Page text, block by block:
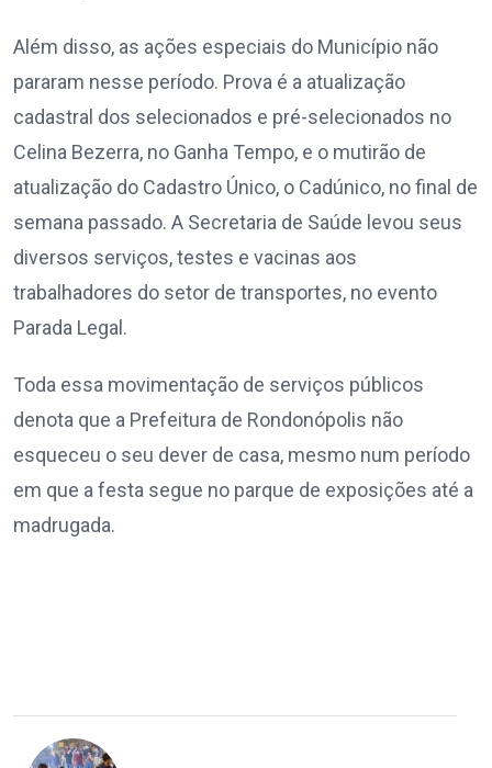
Além disso, as ações especiais do Município não
pararam nesse período. Prova é a atualização
cadastral dos selecionados e pré-selecionados no
Celina Bezerra, no Ganha Tempo, e o mutirão de
atualização do Cadastro Único, o Cadúnico, no final de
semana passado. A Secretaria de Saúde levou seus
diversos serviços, testes e vacinas aos
trabalhadores do setor de transportes, no evento
Parada Legal.
Toda essa movimentação de serviços públicos
denota que a Prefeitura de Rondonópolis não
esqueceu o seu dever de casa, mesmo num período
em que a festa segue no parque de exposições até a
madrugada.